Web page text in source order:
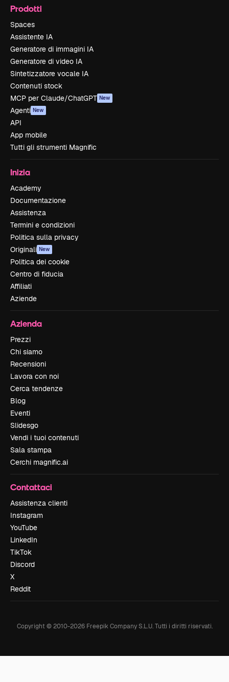
Prodotti
Spaces
Assistente IA
Generatore di immagini IA
Generatore di video IA
Sintetizzatore vocale IA
Contenuti stock
MCP per Claude/ChatGPT New
Agenti New
API
App mobile
Tutti gli strumenti Magnific
Inizia
Academy
Documentazione
Assistenza
Termini e condizioni
Politica sulla privacy
Originali New
Politica dei cookie
Centro di fiducia
Affiliati
Aziende
Azienda
Prezzi
Chi siamo
Recensioni
Lavora con noi
Cerca tendenze
Blog
Eventi
Slidesgo
Vendi i tuoi contenuti
Sala stampa
Cerchi magnific.ai
Contattaci
Assistenza clienti
Instagram
YouTube
LinkedIn
TikTok
Discord
X
Reddit
Copyright © 2010-2026Freepik Company S.L.U. Tutti i diritti riservati.